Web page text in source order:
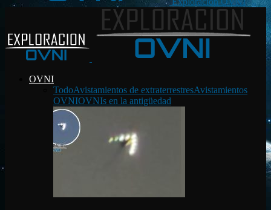
OVNI
TodoAvistamientos de extraterrestresAvistamientos
OVNIOVNIs en la antigüedad